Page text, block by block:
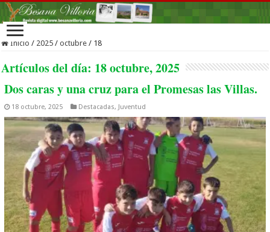
Inicio / 2025 / octubre / 18
Artículos del día: 18 octubre, 2025
Dos caras y una cruz para el Promesas las Villas.
18 octubre, 2025 Destacadas, Juventud